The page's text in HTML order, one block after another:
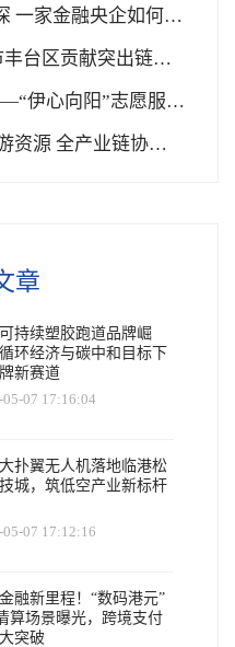
如何连接国家战略与民生需求
献突出链长单位”奖项
务队开展幼儿园科普公益志愿活动
业链协同再塑成长新动能
章
持续塑胶跑道品牌崛
环经济与碳中和目标下
新赛道
05-07 17:16:04
扑翼无人机落地临港松
城，筑低空产业新标杆
05-07 17:12:16
融新里程！“数码港元”
算场景曝光，跨境支付
突破